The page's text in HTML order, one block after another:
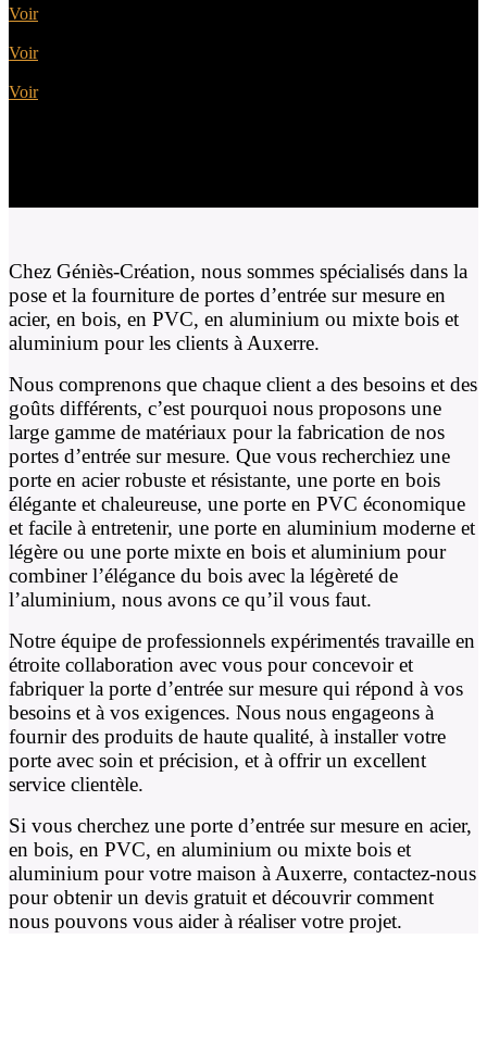
Voir
Voir
Voir
Chez Géniès-Création, nous sommes spécialisés dans la
pose et la fourniture de portes d’entrée sur mesure en
acier, en bois, en PVC, en aluminium ou mixte bois et
aluminium pour les clients à Auxerre.
Nous comprenons que chaque client a des besoins et des
goûts différents, c’est pourquoi nous proposons une
large gamme de matériaux pour la fabrication de nos
portes d’entrée sur mesure. Que vous recherchiez une
porte en acier robuste et résistante, une porte en bois
élégante et chaleureuse, une porte en PVC économique
et facile à entretenir, une porte en aluminium moderne et
légère ou une porte mixte en bois et aluminium pour
combiner l’élégance du bois avec la légèreté de
l’aluminium, nous avons ce qu’il vous faut.
Notre équipe de professionnels expérimentés travaille en
étroite collaboration avec vous pour concevoir et
fabriquer la porte d’entrée sur mesure qui répond à vos
besoins et à vos exigences. Nous nous engageons à
fournir des produits de haute qualité, à installer votre
porte avec soin et précision, et à offrir un excellent
service clientèle.
Si vous cherchez une porte d’entrée sur mesure en acier,
en bois, en PVC, en aluminium ou mixte bois et
aluminium pour votre maison à Auxerre, contactez-nous
pour obtenir un devis gratuit et découvrir comment
nous pouvons vous aider à réaliser votre projet.